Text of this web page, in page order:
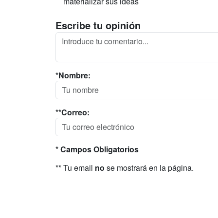
Escribe tu opinión
*Nombre:
**Correo:
* Campos Obligatorios
** Tu email no se mostrará en la página.